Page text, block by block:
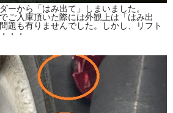
ーから「はみ出て」しまいました。
ご入庫頂いた際には外観上は「はみ出
題も有りませんでした。しかし、リフト
・・